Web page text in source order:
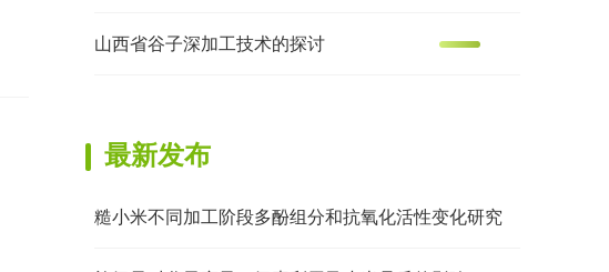
山西省谷子深加工技术的探讨
最新发布
糙小米不同加工阶段多酚组分和抗氧化活性变化研究